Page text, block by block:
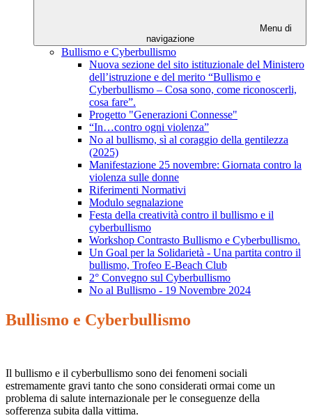
Menu di
navigazione
Bullismo e Cyberbullismo
Nuova sezione del sito istituzionale del Ministero
dell’istruzione e del merito “Bullismo e
Cyberbullismo – Cosa sono, come riconoscerli,
cosa fare”.
Progetto "Generazioni Connesse"
“In…contro ogni violenza”
No al bullismo, sì al coraggio della gentilezza
(2025)
Manifestazione 25 novembre: Giornata contro la
violenza sulle donne
Riferimenti Normativi
Modulo segnalazione
Festa della creatività contro il bullismo e il
cyberbullismo
Workshop Contrasto Bullismo e Cyberbullismo.
Un Goal per la Solidarietà - Una partita contro il
bullismo, Trofeo E-Beach Club
2° Convegno sul Cyberbullismo
No al Bullismo - 19 Novembre 2024
Bullismo e Cyberbullismo
Il bullismo e il cyberbullismo sono dei fenomeni sociali
estremamente gravi tanto che sono considerati ormai come un
problema di salute internazionale per le conseguenze della
sofferenza subita dalla vittima.